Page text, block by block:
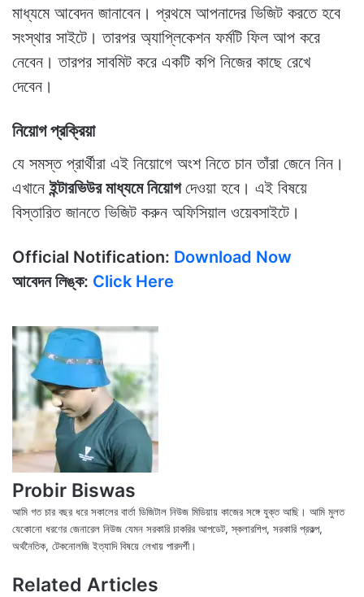
মাধ্যমে আবেদন জানাবেন। প্রথমে আপনাদের ভিজিট করতে হবে
সংস্থার সাইটে। তারপর অ্যাপ্লিকেশন ফর্মটি ফিল আপ করে
নেবেন। তারপর সাবমিট করে একটি কপি নিজের কাছে রেখে
দেবেন।
নিয়োগ প্রক্রিয়া
যে সমস্ত প্রার্থীরা এই নিয়োগে অংশ নিতে চান তাঁরা জেনে নিন।
এখানেইন্টারভিউর মাধ্যমে নিয়োগদেওয়া হবে। এই বিষয়ে
বিস্তারিত জানতে ভিজিট করুন অফিসিয়াল ওয়েবসাইটে।
Official Notification: Download Now
আবেদন লিঙ্ক: Click Here
Probir Biswas
আমি গত চার বছর ধরে সকালের বার্তা ডিজিটাল নিউজ মিডিয়ায় কাজের সঙ্গে যুক্ত আছি। আমি মুলত
যেকোনো ধরণের জেনারেল নিউজ যেমন সরকারি চাকরির আপডেট, স্কলারশিপ, সরকারি প্রকল্প,
অর্থনৈতিক, টেকনোলজি ইত্যাদি বিষয়ে লেখায় পারদর্শী।
Related Articles